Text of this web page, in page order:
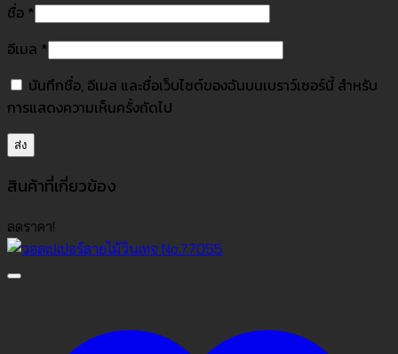
ชื่อ *
อีเมล *
บันทึกชื่อ, อีเมล และชื่อเว็บไซต์ของฉันบนเบราว์เซอร์นี้ สำหรับ
การแสดงความเห็นครั้งถัดไป
สินค้าที่เกี่ยวข้อง
ลดราคา!